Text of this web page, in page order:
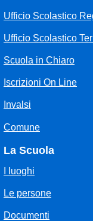
Ufficio Scolastico
Ufficio Scolastico
Scuola in Chiaro
Iscrizioni On Line
Invalsi
Comune
La Scuola
I luoghi
Le persone
Documenti